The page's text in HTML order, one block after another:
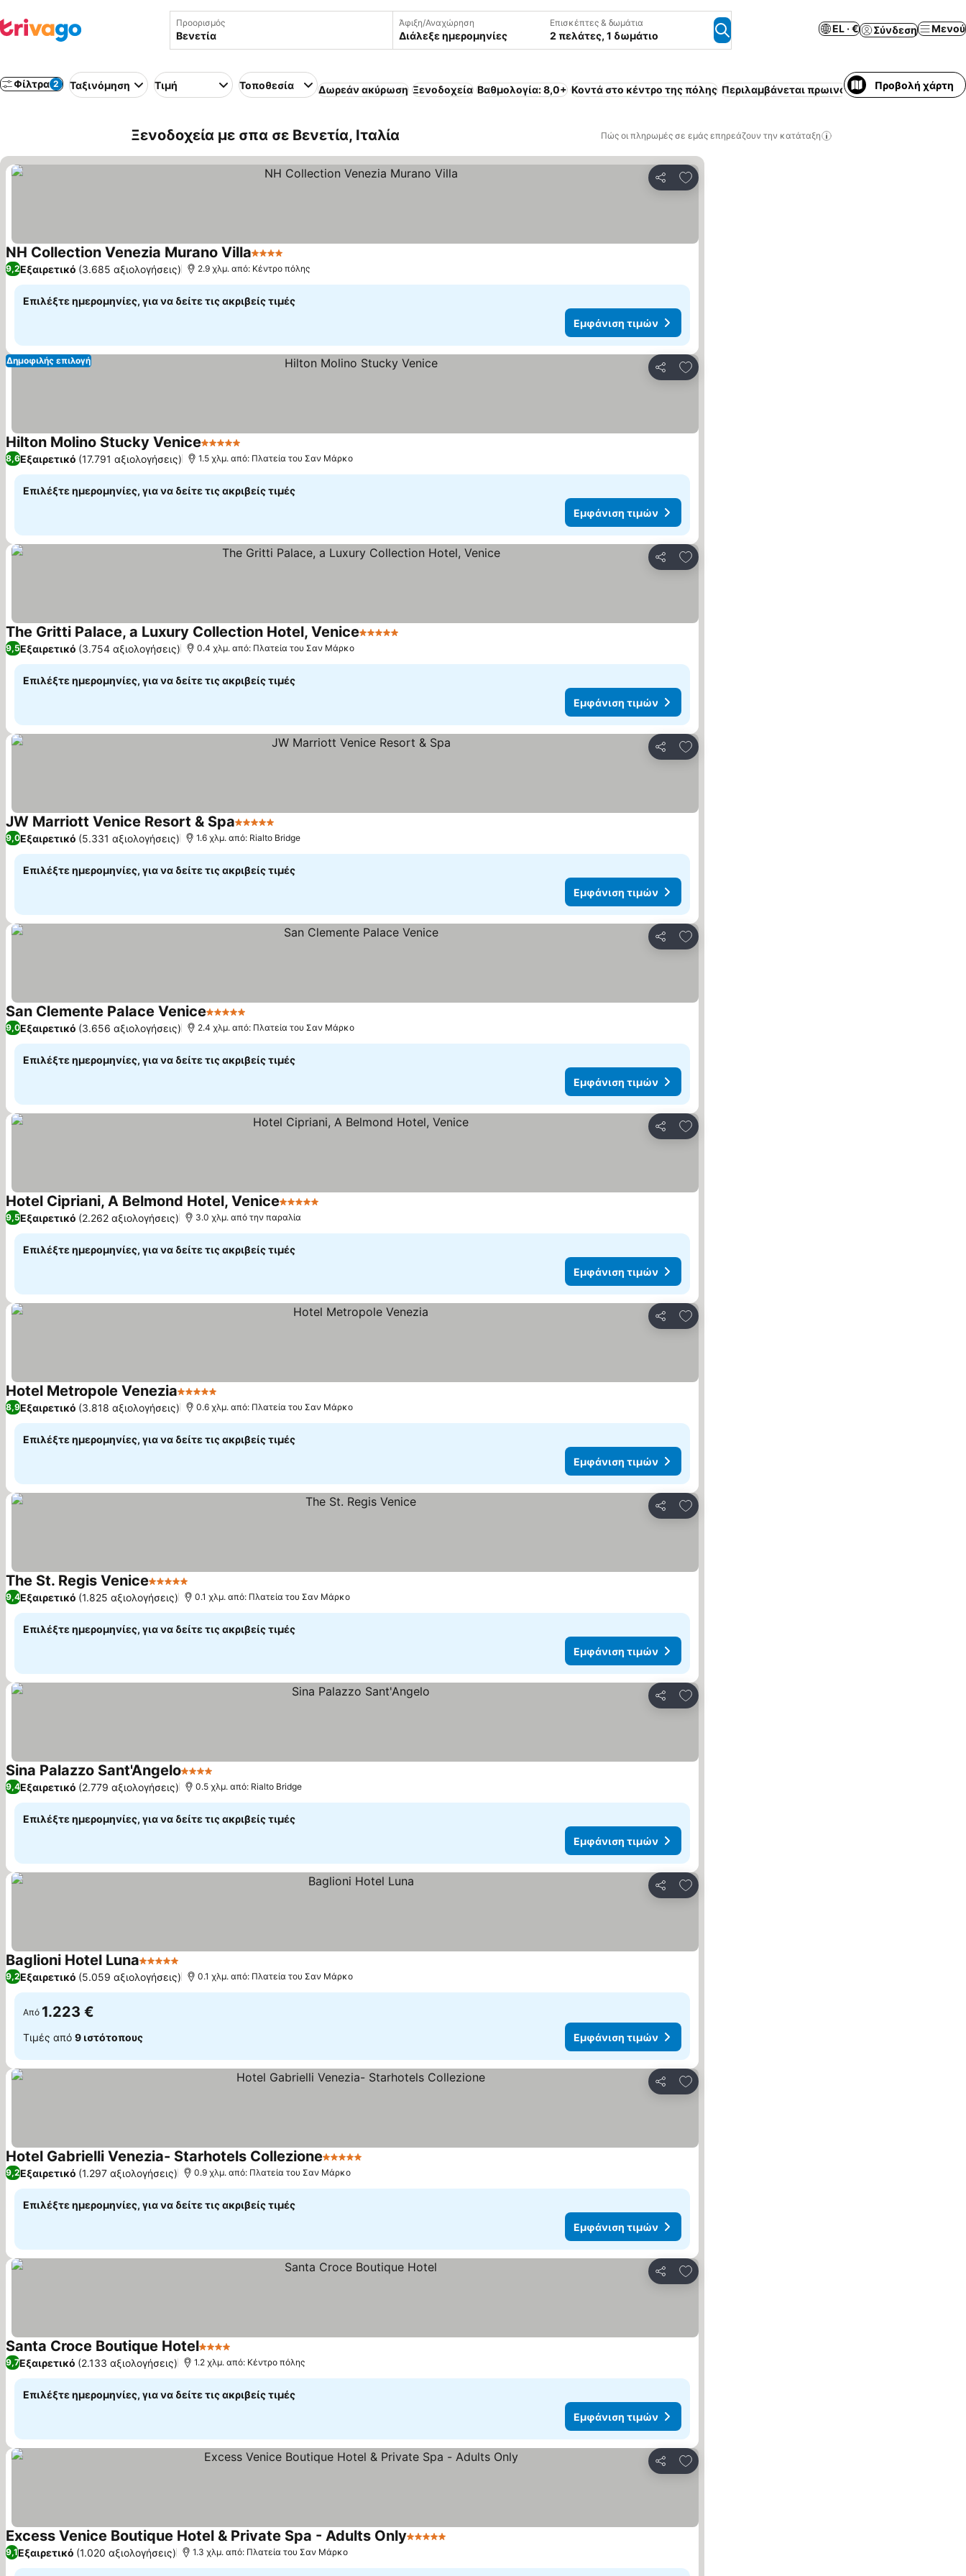
Προορισμός Άφιξη/Αναχώρηση
Διάλεξε ημερομηνίες
Επισκέπτες & δωμάτια
2 πελάτες, 1 δωμάτιο
EL · € Σύνδεση Μενού
Φίλτρα 2 Ταξινόμηση Τιμή Τοποθεσία Δωρεάν ακύρωση Ξενοδοχεία Βαθμολογία: 8,0+ Κοντά στο κέντρο της πόλης Περιλαμβάνεται πρωινό Κλιματισμός Πισίνα
Προβολή χάρτη
Ξενοδοχεία με σπα σε Βενετία, Ιταλία Πώς οι πληρωμές σε εμάς επηρεάζουν την κατάταξη
Κοινοποίηση
Προσθήκη στα αγαπημένα
NH Collection Venezia Murano Villa4 Αστέρια
9,2Εξαιρετικό (3.685 αξιολογήσεις) 2.9 χλμ. από: Κέντρο πόλης
Επιλέξτε ημερομηνίες, για να δείτε τις ακριβείς τιμές
Εμφάνιση τιμών
Κοινοποίηση
Προσθήκη στα αγαπημένα
Δημοφιλής επιλογή
Hilton Molino Stucky Venice5 Αστέρια
8,6Εξαιρετικό (17.791 αξιολογήσεις) 1.5 χλμ. από: Πλατεία του Σαν Μάρκο
Επιλέξτε ημερομηνίες, για να δείτε τις ακριβείς τιμές
Εμφάνιση τιμών
Κοινοποίηση
Προσθήκη στα αγαπημένα
The Gritti Palace, a Luxury Collection Hotel, Venice5 Αστέρια
9,5Εξαιρετικό (3.754 αξιολογήσεις) 0.4 χλμ. από: Πλατεία του Σαν Μάρκο
Επιλέξτε ημερομηνίες, για να δείτε τις ακριβείς τιμές
Εμφάνιση τιμών
Κοινοποίηση
Προσθήκη στα αγαπημένα
JW Marriott Venice Resort & Spa5 Αστέρια
9,0Εξαιρετικό (5.331 αξιολογήσεις) 1.6 χλμ. από: Rialto Bridge
Επιλέξτε ημερομηνίες, για να δείτε τις ακριβείς τιμές
Εμφάνιση τιμών
Κοινοποίηση
Προσθήκη στα αγαπημένα
San Clemente Palace Venice5 Αστέρια
9,0Εξαιρετικό (3.656 αξιολογήσεις) 2.4 χλμ. από: Πλατεία του Σαν Μάρκο
Επιλέξτε ημερομηνίες, για να δείτε τις ακριβείς τιμές
Εμφάνιση τιμών
Κοινοποίηση
Προσθήκη στα αγαπημένα
Hotel Cipriani, A Belmond Hotel, Venice5 Αστέρια
9,5Εξαιρετικό (2.262 αξιολογήσεις) 3.0 χλμ. από την παραλία
Επιλέξτε ημερομηνίες, για να δείτε τις ακριβείς τιμές
Εμφάνιση τιμών
Κοινοποίηση
Προσθήκη στα αγαπημένα
Hotel Metropole Venezia5 Αστέρια
8,9Εξαιρετικό (3.818 αξιολογήσεις) 0.6 χλμ. από: Πλατεία του Σαν Μάρκο
Επιλέξτε ημερομηνίες, για να δείτε τις ακριβείς τιμές
Εμφάνιση τιμών
Κοινοποίηση
Προσθήκη στα αγαπημένα
The St. Regis Venice5 Αστέρια
9,4Εξαιρετικό (1.825 αξιολογήσεις) 0.1 χλμ. από: Πλατεία του Σαν Μάρκο
Επιλέξτε ημερομηνίες, για να δείτε τις ακριβείς τιμές
Εμφάνιση τιμών
Κοινοποίηση
Προσθήκη στα αγαπημένα
Sina Palazzo Sant'Angelo4 Αστέρια
9,4Εξαιρετικό (2.779 αξιολογήσεις) 0.5 χλμ. από: Rialto Bridge
Επιλέξτε ημερομηνίες, για να δείτε τις ακριβείς τιμές
Εμφάνιση τιμών
Κοινοποίηση
Προσθήκη στα αγαπημένα
Baglioni Hotel Luna5 ΑστέριαΕμφάνιση τιμών
9,2Εξαιρετικό (5.059 αξιολογήσεις) 0.1 χλμ. από: Πλατεία του Σαν Μάρκο
Από 1.223 €
Τιμές από 9 ιστότοπους Εμφάνιση τιμών
Κοινοποίηση
Προσθήκη στα αγαπημένα
Hotel Gabrielli Venezia- Starhotels Collezione5 Αστέρια
9,2Εξαιρετικό (1.297 αξιολογήσεις) 0.9 χλμ. από: Πλατεία του Σαν Μάρκο
Επιλέξτε ημερομηνίες, για να δείτε τις ακριβείς τιμές
Εμφάνιση τιμών
Κοινοποίηση
Προσθήκη στα αγαπημένα
Santa Croce Boutique Hotel4 Αστέρια
9,7Εξαιρετικό (2.133 αξιολογήσεις) 1.2 χλμ. από: Κέντρο πόλης
Επιλέξτε ημερομηνίες, για να δείτε τις ακριβείς τιμές
Εμφάνιση τιμών
Κοινοποίηση
Προσθήκη στα αγαπημένα
Excess Venice Boutique Hotel & Private Spa - Adults Only5 Αστέρια
9,1Εξαιρετικό (1.020 αξιολογήσεις) 1.3 χλμ. από: Πλατεία του Σαν Μάρκο